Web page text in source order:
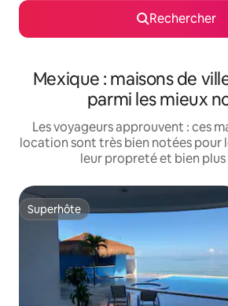
Rechercher
Mexique : maisons de
parmi les mieux
Les voyageurs approuvent : ces
location sont très bien notées pour
leur propreté et bien
Superhôte
Superhôte